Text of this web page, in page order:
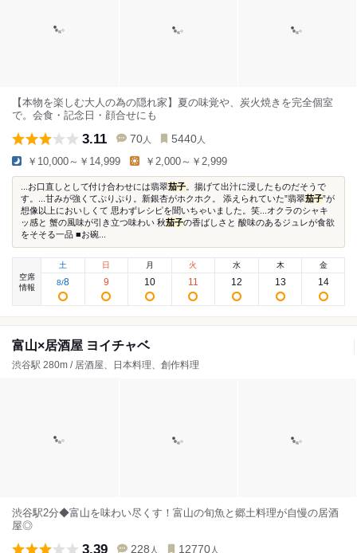
【本物を楽しむ大人の為の隠れ家】夏の味覚や、炭火焼きを完全個室
で。会食・記念日・顔合せにも
3.11 70 人 5440 人
￥10,000～￥14,999 ￥2,000～￥2,999
...お口直しとして付け合わせには翡翠茄子 。揚げて出汁に浸したものだそうで
す。...甘みが強くてぷりぷり。新銀杏がホクホク。 添えられていた”翡翠茄子”が
想像以上においしくて 思わずレシピを聞いちゃいました。笑...オクラのシャキ
ッ感と 蟹の風味が引き立つ味わい 秋茄子の香ばしさと 酸味のあるジュレが食欲
をそそる一品 ■お碗...
空席
情報
土
8/8
日
9
月
10
火
11
水
12
木
13
金
14
富山×居酒屋 ヨイチャベ
渋谷駅 280m / 居酒屋、日本料理、創作料理
渋谷駅2分◆富山を味わい尽くす！富山の旬魚と郷土料理が自慢の居酒
屋◎
3.39 228 人 12770 人